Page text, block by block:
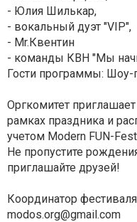
- Юлия Шилькар,
- вокальный дуэт "VIP",
- Mr.Квентин
- команды КВН "Мы
Гости программы: Шоу-
Оргкомитет
рамках праздника и
учетом Modern FUN-
Не пропустите
приглашайте друзей!
Координатор
modos.org@gmail.com